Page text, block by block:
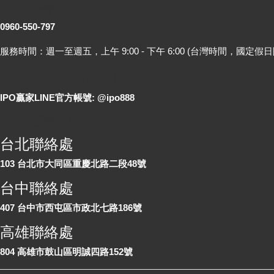
0960-550-797
服務時間：週一至週五，上午 9:00 - 下午 6:00 (台灣時間，國定假
IPO贏家LINE官方帳號: @ipo888
台北聯絡處
103 台北市大同區重慶北路二段48號
台中聯絡處
407 台中市西屯區市政北七路186號
高雄聯絡處
804 高雄市鼓山區明誠四路152號